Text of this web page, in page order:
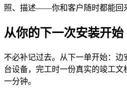
照、描述——你和客户随时都能回
从你的下一次安装开始
不必补记过去。从下一单开始：边
台设备，完工时一份真实的竣工
一分钟。